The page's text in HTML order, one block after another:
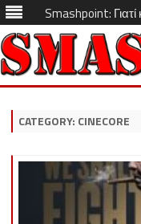
Smashpoint:
CATEGORY: CINECORE